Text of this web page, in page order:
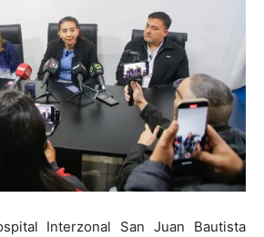
Interzonal San Juan Bautista